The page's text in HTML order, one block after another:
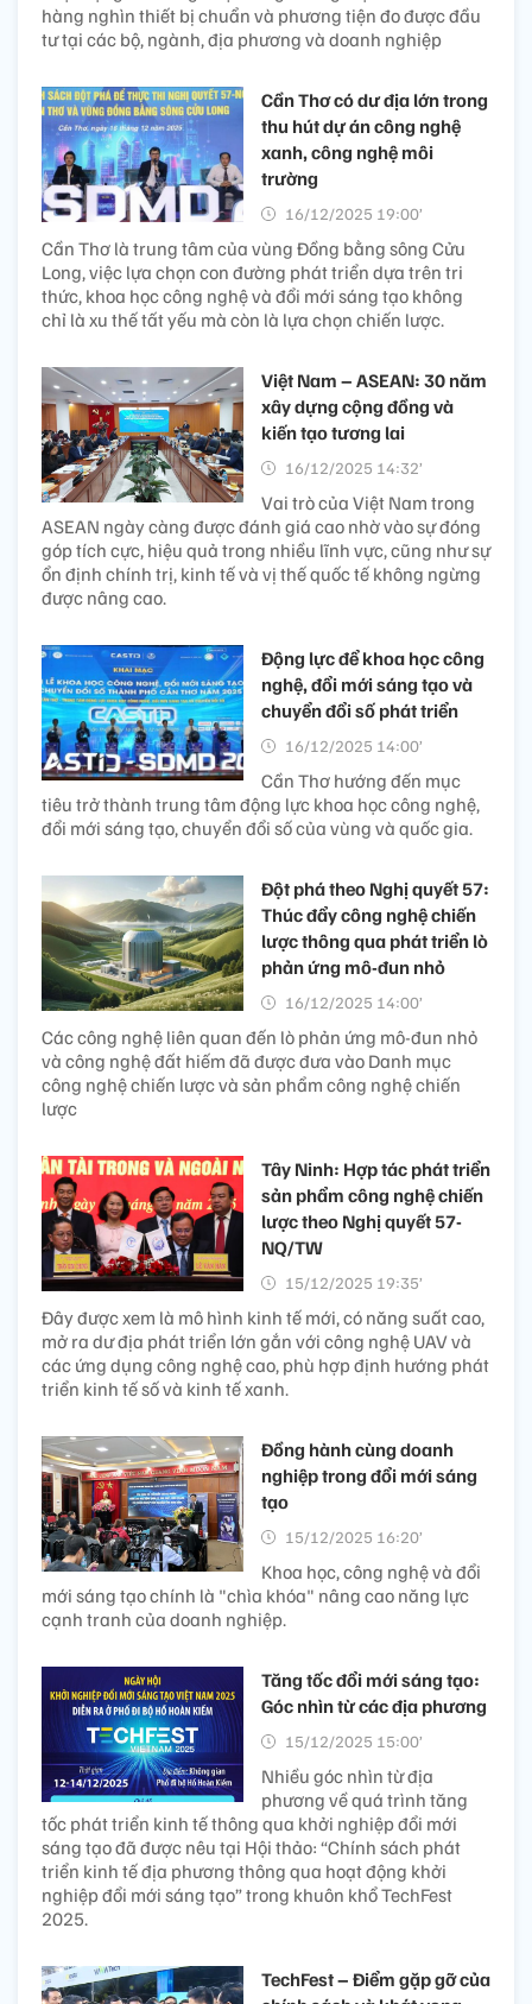
hàng nghìn thiết bị chuẩn và phương tiện đo được đầu
tư tại các bộ, ngành, địa phương và doanh nghiệp
Cần Thơ có dư địa lớn trong
thu hút dự án công nghệ
xanh, công nghệ môi
trường
16/12/2025 19:00’
Cần Thơ là trung tâm của vùng Đồng bằng sông Cửu
Long, việc lựa chọn con đường phát triển dựa trên tri
thức, khoa học công nghệ và đổi mới sáng tạo không
chỉ là xu thế tất yếu mà còn là lựa chọn chiến lược.
Việt Nam – ASEAN: 30 năm
xây dựng cộng đồng và
kiến tạo tương lai
16/12/2025 14:32’
Vai trò của Việt Nam trong
ASEAN ngày càng được đánh giá cao nhờ vào sự đóng
góp tích cực, hiệu quả trong nhiều lĩnh vực, cũng như sự
ổn định chính trị, kinh tế và vị thế quốc tế không ngừng
được nâng cao.
Động lực để khoa học công
nghệ, đổi mới sáng tạo và
chuyển đổi số phát triển
16/12/2025 14:00’
Cần Thơ hướng đến mục
tiêu trở thành trung tâm động lực khoa học công nghệ,
đổi mới sáng tạo, chuyển đổi số của vùng và quốc gia.
Đột phá theo Nghị quyết 57:
Thúc đẩy công nghệ chiến
lược thông qua phát triển lò
phản ứng mô-đun nhỏ
16/12/2025 14:00’
Các công nghệ liên quan đến lò phản ứng mô-đun nhỏ
và công nghệ đất hiếm đã được đưa vào Danh mục
công nghệ chiến lược và sản phẩm công nghệ chiến
lược
Tây Ninh: Hợp tác phát triển
sản phẩm công nghệ chiến
lược theo Nghị quyết 57-
NQ/TW
15/12/2025 19:35’
Đây được xem là mô hình kinh tế mới, có năng suất cao,
mở ra dư địa phát triển lớn gắn với công nghệ UAV và
các ứng dụng công nghệ cao, phù hợp định hướng phát
triển kinh tế số và kinh tế xanh.
Đồng hành cùng doanh
nghiệp trong đổi mới sáng
tạo
15/12/2025 16:20’
Khoa học, công nghệ và đổi
mới sáng tạo chính là "chìa khóa" nâng cao năng lực
cạnh tranh của doanh nghiệp.
Tăng tốc đổi mới sáng tạo:
Góc nhìn từ các địa phương
15/12/2025 15:00’
Nhiều góc nhìn từ địa
phương về quá trình tăng
tốc phát triển kinh tế thông qua khởi nghiệp đổi mới
sáng tạo đã được nêu tại Hội thảo: “Chính sách phát
triển kinh tế địa phương thông qua hoạt động khởi
nghiệp đổi mới sáng tạo” trong khuôn khổ TechFest
2025.
TechFest – Điểm gặp gỡ của